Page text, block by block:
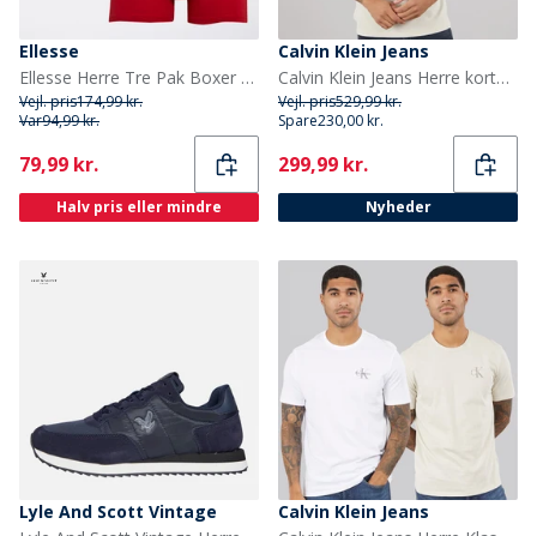
Ellesse
Ellesse Herre Tre Pak Boxer Underbukser Navy / Rød / Khaki
Vejl. pris174,99 kr.
Var94,99 kr.
Current
79,99 kr.
Halv pris eller mindre
Calvin Klein Jeans
Calvin Klein Jeans Herre kortærmet monogram pique poloskjorte Oatmeal
Vejl. pris529,99 kr.
Spare230,00 kr.
Current
299,99 kr.
Nyheder
Lyle And Scott Vintage
Calvin Klein Jeans